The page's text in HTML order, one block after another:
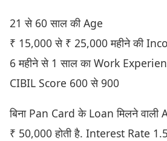
21 से 60 साल की Age
₹ 15,000 से ₹ 25,000 महीने की
6 महीने से 1 साल का Work
CIBIL Score 600 से 900
बिना Pan Card के Loan मिलने
₹ 50,000 होती है. Interest Rate